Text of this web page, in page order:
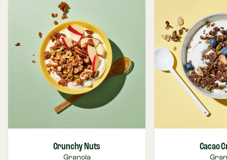
Crunchy Nuts
Granola
Cacao